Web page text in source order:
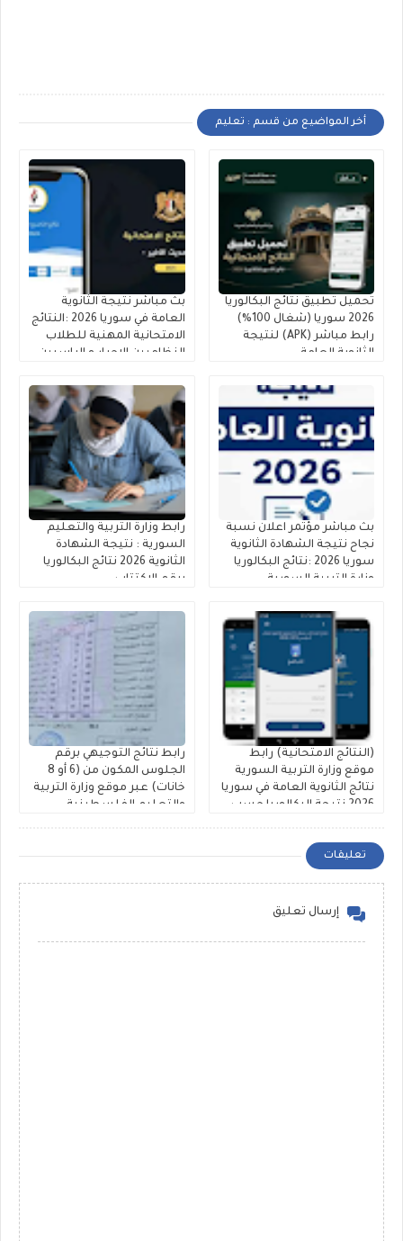
أخر المواضيع من قسم : تعليم
تحميل تطبيق نتائج البكالوريا
2026 سوريا (شغال 100%)
رابط مباشر (APK) لنتيجة
الثانوية العامة
بث مباشر نتيجة الثانوية
العامة في سوريا 2026 :النتائج
الامتحانية المهنية للطلاب
النظاميين الاحرار و الراسبين
بث مباشر مؤتمر اعلان نسبة
نجاح نتيجة الشهادة الثانوية
سوريا 2026 :نتائج البكالوريا
وزارة التربية السورية
رابط وزارة التربية والتعليم
السورية : نتيجة الشهادة
الثانوية 2026 نتائج البكالوريا
برقم الاكتتاب
(النتائج الامتحانية) رابط
موقع وزارة التربية السورية
نتائج الثانوية العامة في سوريا
2026 نتيجة البكالوريا حسب
رابط نتائج التوجيهي برقم
الجلوس المكون من (6 أو 8
خانات) عبر موقع وزارة التربية
والتعليم الفلسطينية
تعليقات
إرسال تعليق